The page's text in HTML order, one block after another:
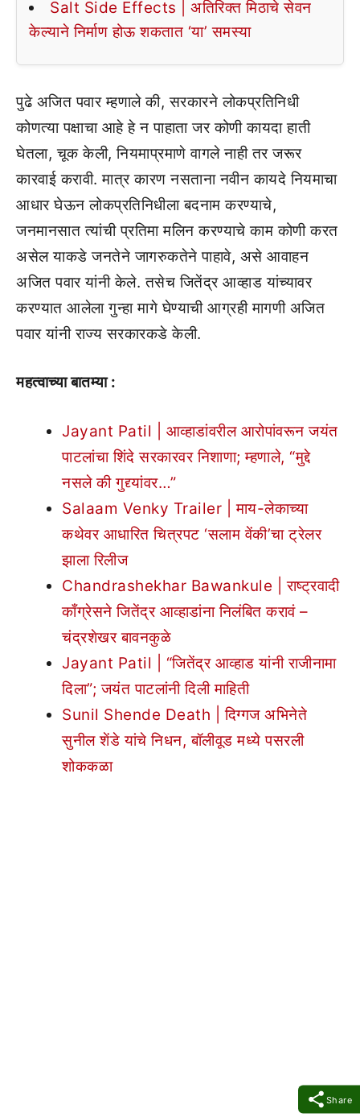
Share
Salt Side Effects | अतिरिक्त मिठाचे सेवन
केल्याने निर्माण होऊ शकतात ‘या’ समस्या
पुढे अजित पवार म्हणाले की, सरकारने लोकप्रतिनिधी
कोणत्या पक्षाचा आहे हे न पाहाता जर कोणी कायदा हाती
घेतला, चूक केली, नियमाप्रमाणे वागले नाही तर जरूर
कारवाई करावी. मात्र कारण नसताना नवीन कायदे नियमाचा
आधार घेऊन लोकप्रतिनिधीला बदनाम करण्याचे,
जनमानसात त्यांची प्रतिमा मलिन करण्याचे काम कोणी करत
असेल याकडे जनतेने जागरुकतेने पाहावे, असे आवाहन
अजित पवार यांनी केले. तसेच जितेंद्र आव्हाड यांच्यावर
करण्यात आलेला गुन्हा मागे घेण्याची आग्रही मागणी अजित
पवार यांनी राज्य सरकारकडे केली.
महत्वाच्या बातम्या :
Jayant Patil | आव्हाडांवरील आरोपांवरून जयंत
पाटलांचा शिंदे सरकारवर निशाणा; म्हणाले, “मुद्दे
नसले की गुद्द्यांवर…”
Salaam Venky Trailer | माय-लेकाच्या
कथेवर आधारित चित्रपट ‘सलाम वेंकी’चा ट्रेलर
झाला रिलीज
Chandrashekhar Bawankule | राष्ट्रवादी
काँग्रेसने जितेंद्र आव्हाडांना निलंबित करावं –
चंद्रशेखर बावनकुळे
Jayant Patil | “जितेंद्र आव्हाड यांनी राजीनामा
दिला”; जयंत पाटलांनी दिली माहिती
Sunil Shende Death | दिग्गज अभिनेते
सुनील शेंडे यांचे निधन, बॉलीवूड मध्ये पसरली
शोककळा